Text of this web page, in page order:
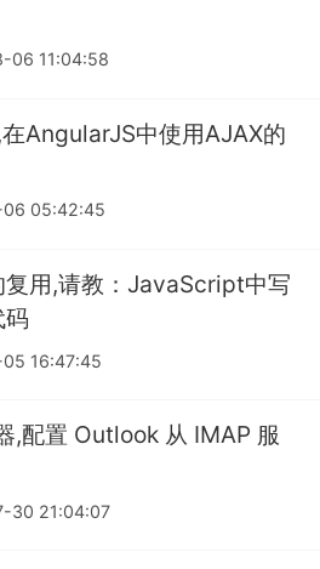
06 11:04:58
AngularJS中使用AJAX的
05:42:45
用,请教：JavaScript中写
16:47:45
,配置 Outlook 从 IMAP 服
30 21:04:07